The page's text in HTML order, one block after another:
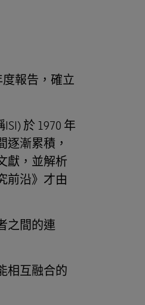
度報告，確立
於 1970 年
漸累積，
獻，並解析
前沿》才由
之間的連
相互融合的